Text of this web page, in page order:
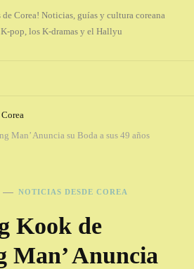
Corea! Noticias, guías y cultura coreana
pop, los K-dramas y el Hallyu
Man’ Anuncia su Boda a sus 49 años
NOTICIAS DESDE COREA
Kook de
Man’ Anuncia